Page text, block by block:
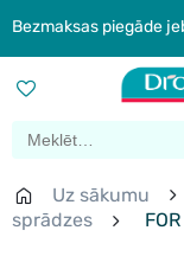
Bezmaksas piegāde
Uz sākumu
sprādzes